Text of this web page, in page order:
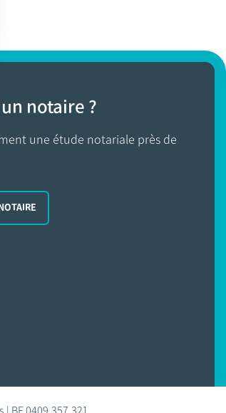
notaire ?
une étude notariale près de